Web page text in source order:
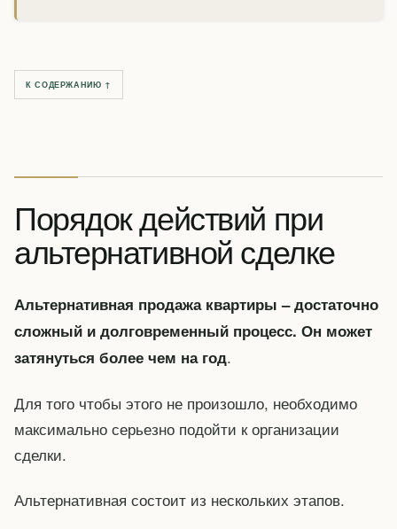
К СОДЕРЖАНИЮ ↑
Порядок действий при
альтернативной сделке
Альтернативная продажа квартиры – достаточно
сложный и долговременный процесс. Он может
затянуться более чем на год.
Для того чтобы этого не произошло, необходимо
максимально серьезно подойти к организации
сделки.
Альтернативная состоит из нескольких этапов.